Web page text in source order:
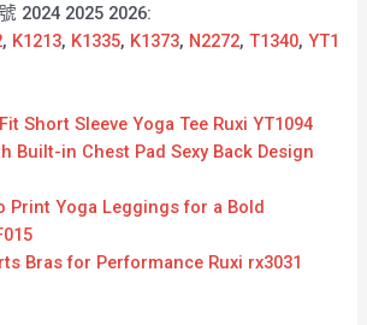
2024 2025 2026:
, K1213, K1335, K1373, N2272,T1340,YT1
Short Sleeve Yoga Tee Ruxi YT1094
Built-in Chest Pad Sexy Back Design
Print Yoga Leggings for a Bold
Bras for Performance Ruxi rx3031